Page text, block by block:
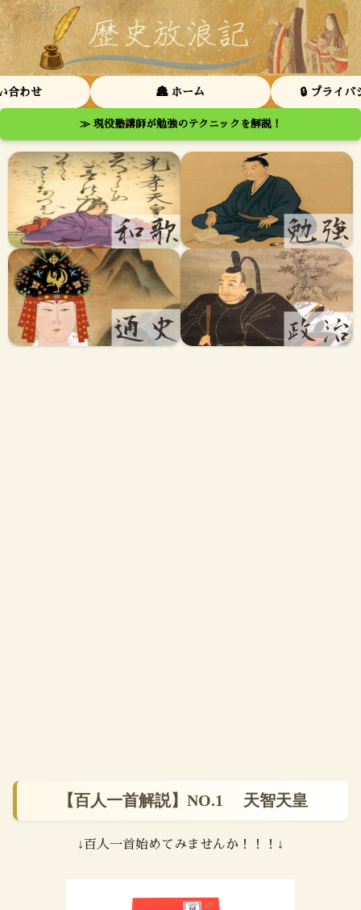
合わせ 🏯 ホーム 🔒 プライバ
≫ 現役塾講師が勉強のテクニックを解説！
【百人一首解説】NO.1 天智天皇
↓百人一首始めてみませんか！！！↓